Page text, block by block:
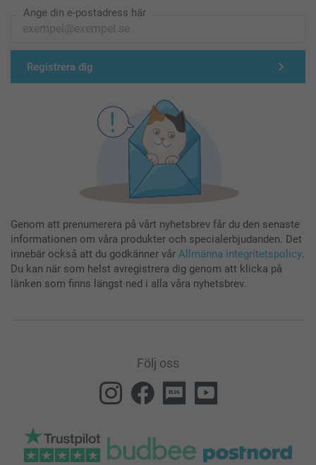
Ange din e-postadress här
Registrera dig
Genom att prenumerera på vårt nyhetsbrev får du den senaste
informationen om våra produkter och specialerbjudanden. Det
innebär också att du godkänner vår Allmänna integritetspolicy.
Du kan när som helst avregistrera dig genom att klicka på
länken som finns längst ned i alla våra nyhetsbrev.
Följ oss